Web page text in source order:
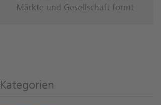
Märkte und Gesellschaft formt
Kategorien